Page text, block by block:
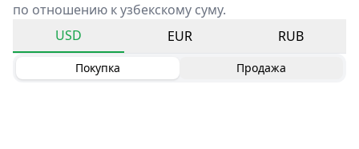
по отношению к узбекскому суму.
USD
EUR RUB
Покупка Продажа